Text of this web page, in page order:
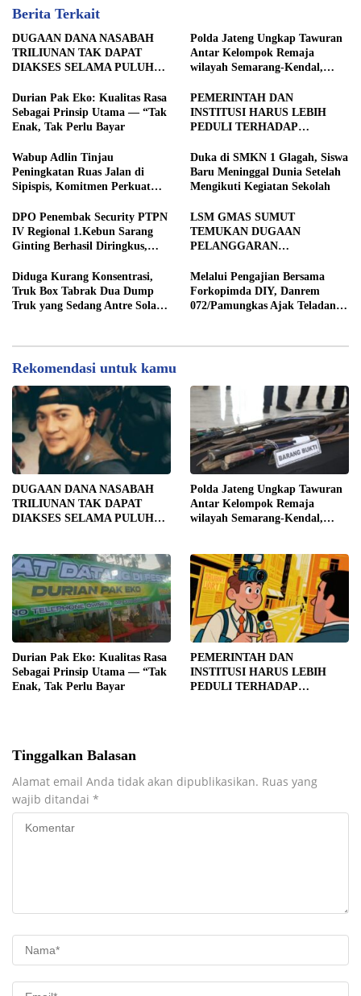
Berita Terkait
DUGAAN DANA NASABAH
TRILIUNAN TAK DAPAT
DIAKSES SELAMA PULUHAN
SEMARANG DESAK
TRANSPARANSI DAN
PEMERIKSAAN
Polda Jateng Ungkap Tawuran
Antar Kelompok Remaja
wilayah Semarang-Kendal,
17 DPO Diburu
Durian Pak Eko: Kualitas Rasa
Sebagai Prinsip Utama — “Tak
Enak, Tak Perlu Bayar
PEMERINTAH DAN
INSTITUSI HARUS LEBIH
PEDULI TERHADAP
STRATEGIS PEMBANGUNAN
Wabup Adlin Tinjau
Peningkatan Ruas Jalan di
Sipispis, Komitmen Perkuat
Duka di SMKN 1 Glagah, Siswa
Baru Meninggal Dunia Setelah
Mengikuti Kegiatan Sekolah
DPO Penembak Security PTPN
IV Regional 1.Kebun Sarang
Ginting Berhasil Diringkus,
2025
LSM GMAS SUMUT
TEMUKAN DUGAAN
PELANGGARAN
JUTA DI SERGAI:
DIBORONGKAN KE PIHAK
LUAR DESA, PEKERJA
Diduga Kurang Konsentrasi,
Truk Box Tabrak Dua Dump
Truk yang Sedang Antre Solar
Melalui Pengajian Bersama
Forkopimda DIY, Danrem
072/Pamungkas Ajak Teladani
Rekomendasi untuk kamu
DUGAAN DANA NASABAH
TRILIUNAN TAK DAPAT
DIAKSES SELAMA PULUHAN
TRANSPARANSI DAN
PEMERIKSAAN
MENYELURUH
Polda Jateng Ungkap Tawuran
Antar Kelompok Remaja
wilayah Semarang-Kendal,
Durian Pak Eko: Kualitas Rasa
Sebagai Prinsip Utama — “Tak
Enak, Tak Perlu Bayar
PEMERINTAH DAN
INSTITUSI HARUS LEBIH
PEDULI TERHADAP
Tinggalkan Balasan
Alamat email Anda tidak akan dipublikasikan. Ruas yang
wajib ditandai *